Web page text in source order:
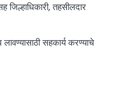
जिल्हाधिकारी, तहसीलदार
सहकार्य करण्याचे